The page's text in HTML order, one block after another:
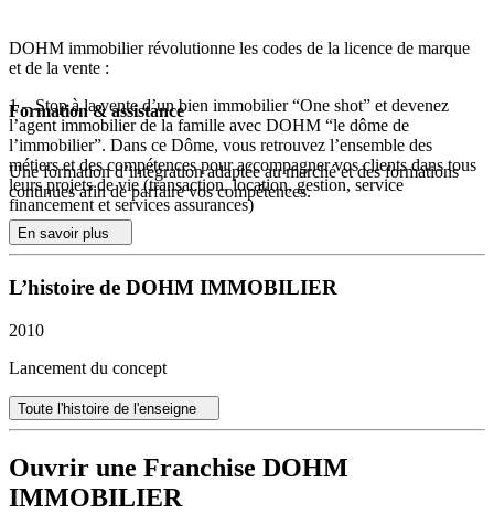
DOHM immobilier révolutionne les codes de la licence de marque
et de la vente :
1 – Stop à la vente d’un bien immobilier “One shot” et devenez
l’agent immobilier de la famille avec DOHM “le dôme de
l’immobilier”. Dans ce Dôme, vous retrouvez l’ensemble des
métiers et des compétences pour accompagner vos clients dans tous
leurs projets de vie (transaction, location, gestion, service
financement et services assurances)
2 – Stop aux recrutements élitistes, Dohm réinvente les licences de
marque pour la rendre accessibles à tous. DOHM Immobilier veut
révéler et créer des aventures nouvelles, en proposant une licence de
3 – Concrétiser plus de mandat et de ventes grâce à la formule
VAPP. Nous proposons un service unique qui permet de multiplier
la réception des offres d’achats immobilières de manière, sécurisées,
transparente et de s’inscrire dans un schéma de prix évolutif.
Formation & assistance
Une formation d’intégration adaptée au marché et des formations
continues afin de parfaire vos compétences.
En savoir plus
L’histoire de DOHM IMMOBILIER
2010
Lancement du concept
Toute l'histoire de l'enseigne
Ouvrir une Franchise DOHM
IMMOBILIER